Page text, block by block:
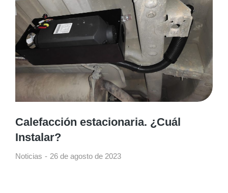
Calefacción estacionaria. ¿Cuál
Instalar?
Noticias 26 de agosto de 2023